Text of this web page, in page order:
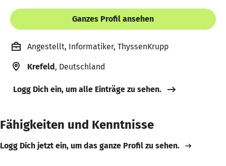
Ganzes Profil ansehen
Angestellt, Informatiker, ThyssenKrupp
Krefeld, Deutschland
Logg Dich ein, um alle Einträge zu sehen.
Fähigkeiten und Kenntnisse
Logg Dich jetzt ein, um das ganze Profil zu sehen.